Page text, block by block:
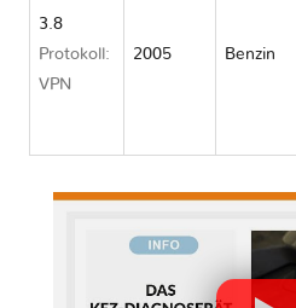
3.8
Protokoll:
VPN
2005 Benzin